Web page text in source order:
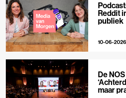
Reddit
publiek
10-06-2026
De
maar